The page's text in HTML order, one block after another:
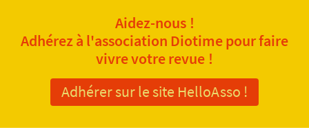
Aidez-nous !
Adhérez à l'association Diotime pour faire
vivre votre revue !
Adhérer sur le site HelloAsso !